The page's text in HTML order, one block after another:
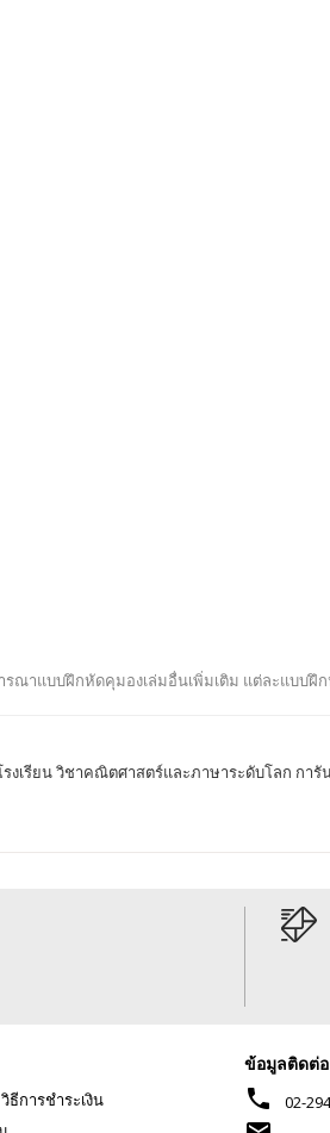
ณาแบบฝึกหัดคุมองเล่มอื่นเพิ่มเติม แต่ละแบบฝึ
รียน วิชาคณิตศาสตร์และภาษาระดับโลก กา
วิธีการชำระเงิน
ข้อมูลติดต่อ
phone 02-